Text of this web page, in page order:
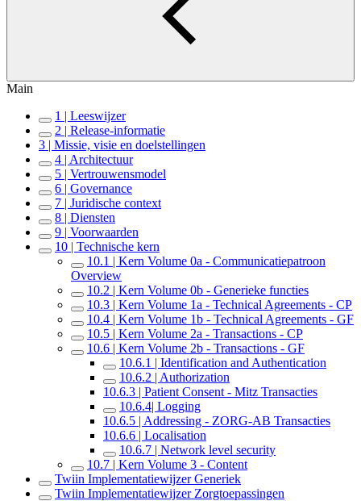
Main
1 | Leeswijzer
2 | Release-informatie
3 | Missie, visie en doelstellingen
4 | Architectuur
5 | Vertrouwensmodel
6 | Governance
7 | Juridische context
8 | Diensten
9 | Voorwaarden
10 | Technische kern
10.1 | Kern Volume 0a - Communicatiepatroon
Overview
10.2 | Kern Volume 0b - Generieke functies
10.3 | Kern Volume 1a - Technical Agreements - CP
10.4 | Kern Volume 1b - Technical Agreements - GF
10.5 | Kern Volume 2a - Transactions - CP
10.6 | Kern Volume 2b - Transactions - GF
10.6.1 | Identification and Authentication
10.6.2 | Authorization
10.6.3 | Patient Consent - Mitz Transacties
10.6.4| Logging
10.6.5 | Addressing - ZORG-AB Transacties
10.6.6 | Localisation
10.6.7 | Network level security
10.7 | Kern Volume 3 - Content
Twiin Implementatiewijzer Generiek
Twiin Implementatiewijzer Zorgtoepassingen